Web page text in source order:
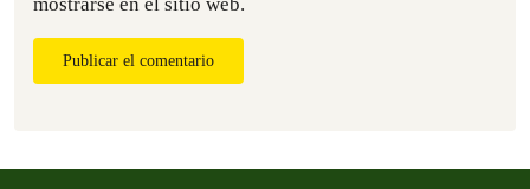
Publicar el comentario